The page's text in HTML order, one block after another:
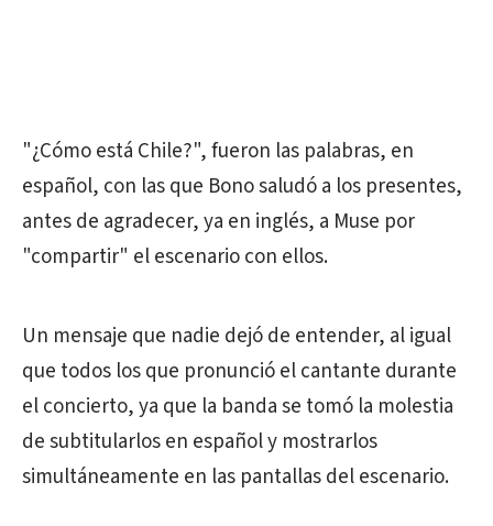
"¿Cómo está Chile?", fueron las palabras, en
español, con las que Bono saludó a los presentes,
antes de agradecer, ya en inglés, a Muse por
"compartir" el escenario con ellos.
Un mensaje que nadie dejó de entender, al igual
que todos los que pronunció el cantante durante
el concierto, ya que la banda se tomó la molestia
de subtitularlos en español y mostrarlos
simultáneamente en las pantallas del escenario.